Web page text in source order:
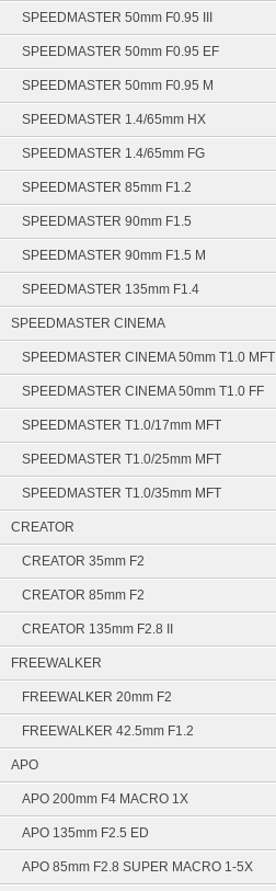
SPEEDMASTER 50mm F0.95 III
SPEEDMASTER 50mm F0.95 EF
SPEEDMASTER 50mm F0.95 M
SPEEDMASTER 1.4/65mm HX
SPEEDMASTER 1.4/65mm FG
SPEEDMASTER 85mm F1.2
SPEEDMASTER 90mm F1.5
SPEEDMASTER 90mm F1.5 M
SPEEDMASTER 135mm F1.4
SPEEDMASTER CINEMA
SPEEDMASTER CINEMA 50mm T1.0 MFT
SPEEDMASTER CINEMA 50mm T1.0 FF
SPEEDMASTER T1.0/17mm MFT
SPEEDMASTER T1.0/25mm MFT
SPEEDMASTER T1.0/35mm MFT
CREATOR
CREATOR 35mm F2
CREATOR 85mm F2
CREATOR 135mm F2.8 II
FREEWALKER
FREEWALKER 20mm F2
FREEWALKER 42.5mm F1.2
APO
APO 200mm F4 MACRO 1X
APO 135mm F2.5 ED
APO 85mm F2.8 SUPER MACRO 1-5X